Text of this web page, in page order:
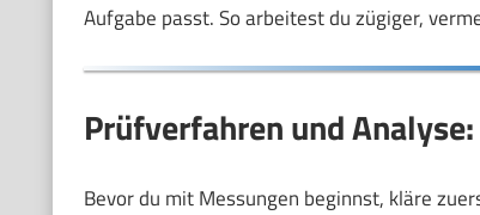
Aufgabe passt. So arbeitest du zügiger,
Prüfverfahren und
Bevor du mit Messungen beginnst, kläre